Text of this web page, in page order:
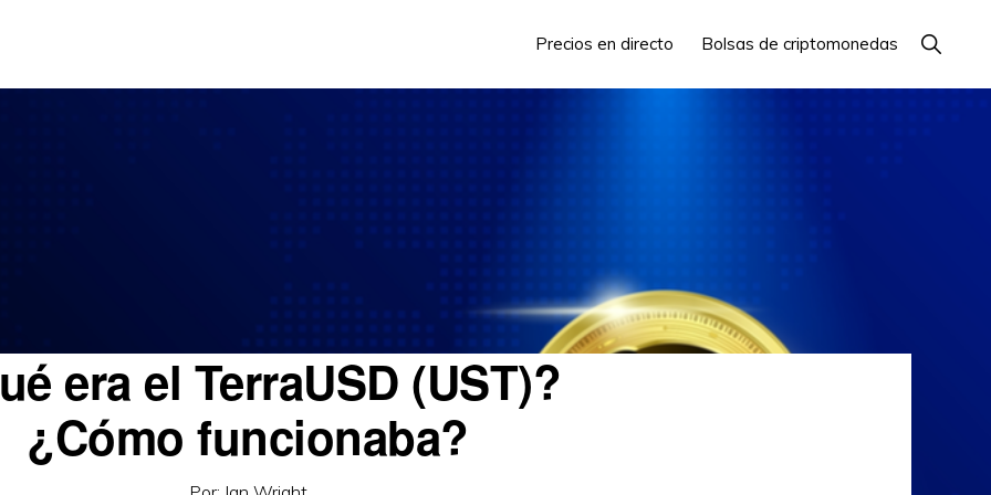
Precios en directo Bolsas de criptomonedas Mostrar
era el TerraUSD (UST)?
¿Cómo funcionaba?